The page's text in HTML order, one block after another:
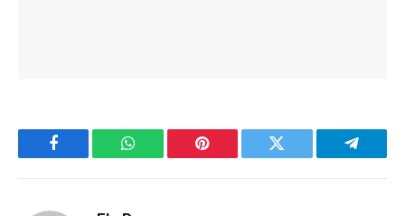
Facebook WhatsApp Pinterest Twitter